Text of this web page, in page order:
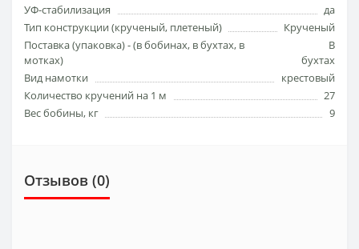
УФ-стабилизация
да
Тип конструкции (кручeный, плетеный)
Крученый
Поставка (упаковка) - (в бобинах, в бухтах, в
мотках)
В
бухтах
Вид намотки
крестовый
Количество кручений на 1 м
27
Вес бобины, кг
9
Отзывов (0)